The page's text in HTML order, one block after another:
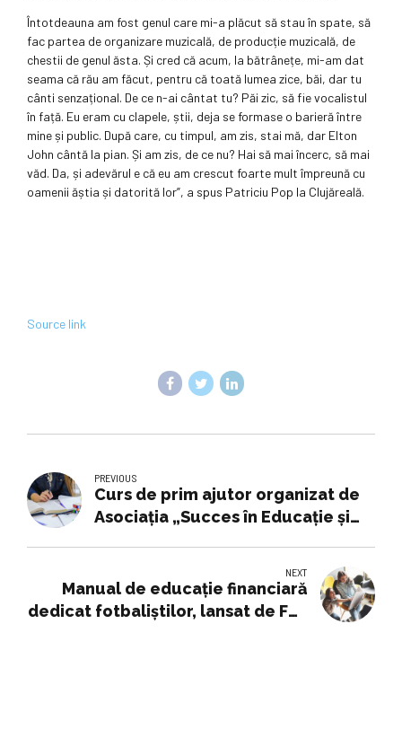
Întotdeauna am fost genul care mi-a plăcut să stau în spate, să
fac partea de organizare muzicală, de producție muzicală, de
chestii de genul ăsta. Și cred că acum, la bătrânețe, mi-am dat
seama că rău am făcut, pentru că toată lumea zice, băi, dar tu
cânti senzațional. De ce n-ai cântat tu? Păi zic, să fie vocalistul
în față. Eu eram cu clapele, știi, deja se formase o barieră între
mine și public. După care, cu timpul, am zis, stai mă, dar Elton
John cântă la pian. Și am zis, de ce nu? Hai să mai încerc, să mai
văd. Da, și adevărul e că eu am crescut foarte mult împreună cu
oamenii ăștia și datorită lor”, a spus Patriciu Pop la Clujăreală.
Source link
PREVIOUS
Curs de prim ajutor organizat de
Asociația „Succes în Educație și
NEXT
Manual de educaţie financiară
dedicat fotbaliştilor, lansat de FRF